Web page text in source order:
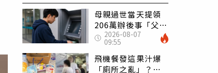
母親過世當天提領
206萬辦後事「父子
遭判刑」 律師：
搶錢先下手是罪
2026-08-07
09:55
飛機餐發這果汁爆
「廁所之亂」？乘